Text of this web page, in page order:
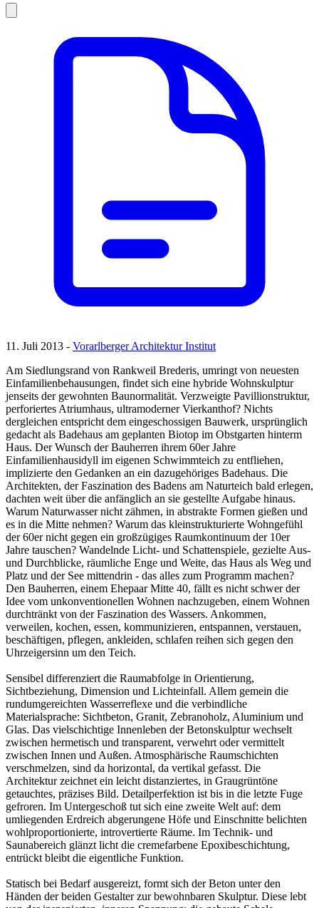
11. Juli 2013 - Vorarlberger Architektur Institut
Am Siedlungsrand von Rankweil Brederis, umringt von neuesten
Einfamilienbehausungen, findet sich eine hybride Wohnskulptur
jenseits der gewohnten Baunormalität. Verzweigte Pavillionstruktur,
perforiertes Atriumhaus, ultramoderner Vierkanthof? Nichts
dergleichen entspricht dem eingeschossigen Bauwerk, ursprünglich
gedacht als Badehaus am geplanten Biotop im Obstgarten hinterm
Haus. Der Wunsch der Bauherren ihrem 60er Jahre
Einfamilienhausidyll im eigenen Schwimmteich zu entfliehen,
implizierte den Gedanken an ein dazugehöriges Badehaus. Die
Architekten, der Faszination des Badens am Naturteich bald erlegen,
dachten weit über die anfänglich an sie gestellte Aufgabe hinaus.
Warum Naturwasser nicht zähmen, in abstrakte Formen gießen und
es in die Mitte nehmen? Warum das kleinstrukturierte Wohngefühl
der 60er nicht gegen ein großzügiges Raumkontinuum der 10er
Jahre tauschen? Wandelnde Licht- und Schattenspiele, gezielte Aus-
und Durchblicke, räumliche Enge und Weite, das Haus als Weg und
Platz und der See mittendrin - das alles zum Programm machen?
Den Bauherren, einem Ehepaar Mitte 40, fällt es nicht schwer der
Idee vom unkonventionellen Wohnen nachzugeben, einem Wohnen
durchtränkt von der Faszination des Wassers. Ankommen,
verweilen, kochen, essen, kommunizieren, entspannen, verstauen,
beschäftigen, pflegen, ankleiden, schlafen reihen sich gegen den
Uhrzeigersinn um den Teich.
Sensibel differenziert die Raumabfolge in Orientierung,
Sichtbeziehung, Dimension und Lichteinfall. Allem gemein die
rundumgereichten Wasserreflexe und die verbindliche
Materialsprache: Sichtbeton, Granit, Zebranoholz, Aluminium und
Glas. Das vielschichtige Innenleben der Betonskulptur wechselt
zwischen hermetisch und transparent, verwehrt oder vermittelt
zwischen Innen und Außen. Atmosphärische Raumschichten
verschmelzen, sind da horizontal, da vertikal gefasst. Die
Architektur zeichnet ein leicht distanziertes, in Graugrüntöne
getauchtes, präzises Bild. Detailperfektion ist bis in die letzte Fuge
gefroren. Im Untergeschoß tut sich eine zweite Welt auf: dem
umliegenden Erdreich abgerungene Höfe und Einschnitte belichten
wohlproportionierte, introvertierte Räume. Im Technik- und
Saunabereich glänzt licht die cremefarbene Epoxibeschichtung,
entrückt bleibt die eigentliche Funktion.
Statisch bei Bedarf ausgereizt, formt sich der Beton unter den
Händen der beiden Gestalter zur bewohnbaren Skulptur. Diese lebt